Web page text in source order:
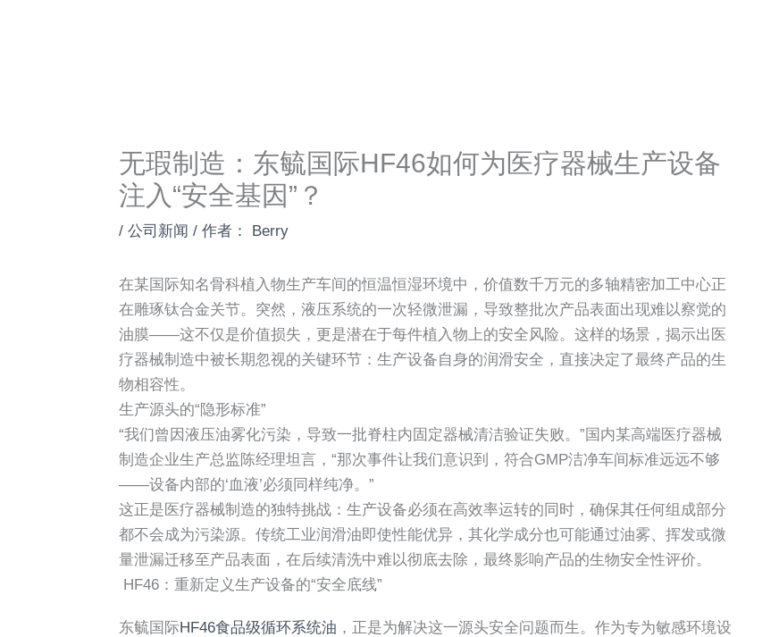
无瑕制造：东毓国际HF46如何为医疗器械生产设备
注入“安全基因”？
/公司新闻 / 作者： Berry
在某国际知名骨科植入物生产车间的恒温恒湿环境中，价值数千万元的多轴精密加工中心正
在雕琢钛合金关节。突然，液压系统的一次轻微泄漏，导致整批次产品表面出现难以察觉的
油膜——这不仅是价值损失，更是潜在于每件植入物上的安全风险。这样的场景，揭示出医
疗器械制造中被长期忽视的关键环节：生产设备自身的润滑安全，直接决定了最终产品的生
物相容性。
生产源头的“隐形标准”
“我们曾因液压油雾化污染，导致一批脊柱内固定器械清洁验证失败。”国内某高端医疗器械
制造企业生产总监陈经理坦言，“那次事件让我们意识到，符合GMP洁净车间标准远远不够
——设备内部的‘血液’必须同样纯净。”
这正是医疗器械制造的独特挑战：生产设备必须在高效率运转的同时，确保其任何组成部分
都不会成为污染源。传统工业润滑油即使性能优异，其化学成分也可能通过油雾、挥发或微
量泄漏迁移至产品表面，在后续清洗中难以彻底去除，最终影响产品的生物安全性评价。
HF46：重新定义生产设备的“安全底线”
东毓国际HF46食品级循环系统油 ，正是为解决这一源头安全问题而生。作为专为敏感环境设